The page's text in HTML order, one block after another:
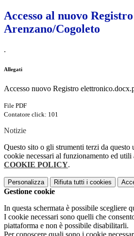
Accesso al nuovo
Arenzano/Cogoleto
.
Allegati
Accesso nuovo Registro
File PDF
Contatore click: 101
Notizie
Questo sito o gli strumenti terzi da
cookie necessari al funzionamento ed
COOKIE POLICY.
Personalizza Rifiuta tutti i cookies
Gestione cookie
In questa schermata è possibile scegliere
I cookie necessari sono quelli che
piattaforma e non è possibile disabilitarli.
Per conoscere quali sono i cookie